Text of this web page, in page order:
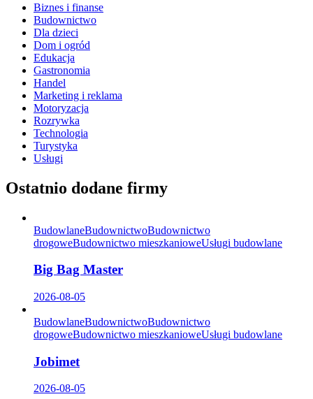
Biznes i finanse
Budownictwo
Dla dzieci
Dom i ogród
Edukacja
Gastronomia
Handel
Marketing i reklama
Motoryzacja
Rozrywka
Technologia
Turystyka
Usługi
Ostatnio dodane firmy
BudowlaneBudownictwoBudownictwo
drogoweBudownictwo mieszkanioweUsługi budowlane
Big Bag Master
2026-08-05
BudowlaneBudownictwoBudownictwo
drogoweBudownictwo mieszkanioweUsługi budowlane
Jobimet
2026-08-05